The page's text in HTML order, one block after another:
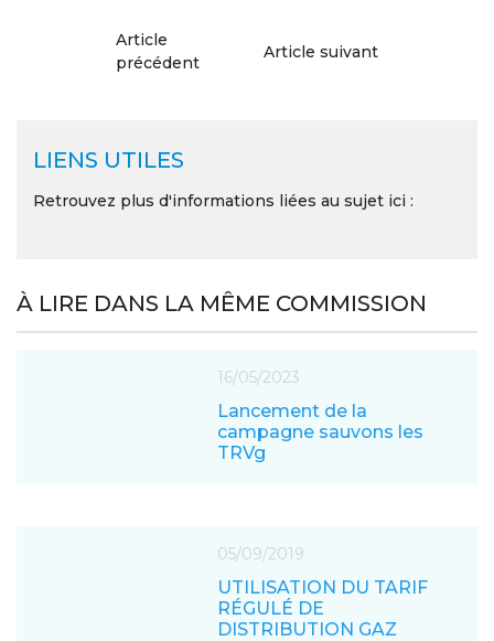
Article
précédent
Article suivant
LIENS UTILES
Retrouvez plus d'informations liées au sujet ici :
À LIRE DANS LA MÊME COMMISSION
16/05/2023
Lancement de la
campagne sauvons les
TRVg
05/09/2019
UTILISATION DU TARIF
RÉGULÉ DE
DISTRIBUTION GAZ